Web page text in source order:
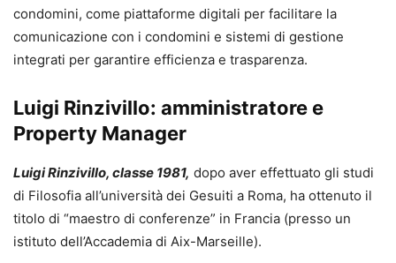
condomini, come piattaforme digitali per facilitare la
comunicazione con i condomini e sistemi di gestione
integrati per garantire efficienza e trasparenza.
Luigi Rinzivillo: amministratore e
Property Manager
Luigi Rinzivillo, classe 1981, dopo aver effettuato gli studi
di Filosofia all’università dei Gesuiti a Roma, ha ottenuto il
titolo di “maestro di conferenze” in Francia (presso un
istituto dell’Accademia di Aix-Marseille).